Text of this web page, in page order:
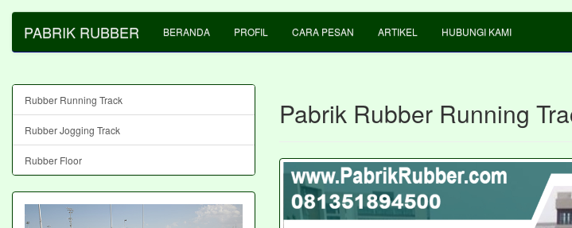
PABRIK RUBBER BERANDA PROFIL CARA PESAN ARTIKEL HUBUNGI KAMI
Pabrik Rubber Running
Rubber Running Track
Rubber Jogging Track
Rubber Floor